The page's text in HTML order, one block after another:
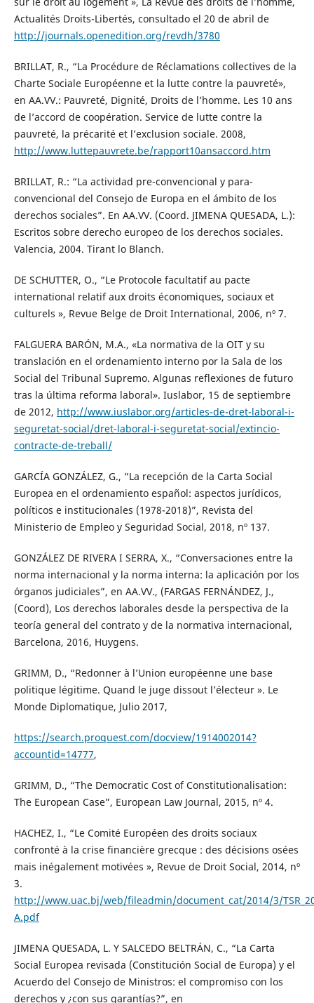
Actualités Droits-Libertés, consultado el 20 de abril de
http://journals.openedition.org/revdh/3780
BRILLAT, R., “La Procédure de Réclamations collectives de la
Charte Sociale Européenne et la lutte contre la pauvreté»,
en AA.VV.: Pauvreté, Dignité, Droits de l’homme. Les 10 ans
de l’accord de coopération. Service de lutte contre la
pauvreté, la précarité et l’exclusion sociale. 2008,
http://www.luttepauvrete.be/rapport10ansaccord.htm
BRILLAT, R.: “La actividad pre-convencional y para-
convencional del Consejo de Europa en el ámbito de los
derechos sociales”. En AA.VV. (Coord. JIMENA QUESADA, L.):
Escritos sobre derecho europeo de los derechos sociales.
Valencia, 2004. Tirant lo Blanch.
DE SCHUTTER, O., “Le Protocole facultatif au pacte
international relatif aux droits économiques, sociaux et
culturels », Revue Belge de Droit International, 2006, nº 7.
FALGUERA BARÓN, M.A., «La normativa de la OIT y su
translación en el ordenamiento interno por la Sala de los
Social del Tribunal Supremo. Algunas reflexiones de futuro
tras la última reforma laboral». Iuslabor, 15 de septiembre
de 2012, http://www.iuslabor.org/articles-de-dret-laboral-i-
seguretat-social/dret-laboral-i-seguretat-social/extincio-
contracte-de-treball/
GARCÍA GONZÁLEZ, G., “La recepción de la Carta Social
Europea en el ordenamiento español: aspectos jurídicos,
políticos e institucionales (1978-2018)”, Revista del
Ministerio de Empleo y Seguridad Social, 2018, nº 137.
GONZÁLEZ DE RIVERA I SERRA, X., “Conversaciones entre la
norma internacional y la norma interna: la aplicación por los
órganos judiciales”, en AA.VV., (FARGAS FERNÁNDEZ, J.,
(Coord), Los derechos laborales desde la perspectiva de la
teoría general del contrato y de la normativa internacional,
Barcelona, 2016, Huygens.
GRIMM, D., “Redonner à l’Union européenne une base
politique légitime. Quand le juge dissout l’électeur ». Le
Monde Diplomatique, Julio 2017,
https://search.proquest.com/docview/1914002014?
accountid=14777,
GRIMM, D., “The Democratic Cost of Constitutionalisation:
The European Case”, European Law Journal, 2015, nº 4.
HACHEZ, I., “Le Comité Européen des droits sociaux
confronté à la crise financière grecque : des décisions osées
mais inégalement motivées », Revue de Droit Social, 2014, nº
3.
http://www.uac.bj/web/fileadmin/document_cat/2014/3/
A.pdf
JIMENA QUESADA, L. Y SALCEDO BELTRÁN, C., “La Carta
Social Europea revisada (Constitución Social de Europa) y el
Acuerdo del Consejo de Ministros: el compromiso con los
derechos y ¿con sus garantías?”, en